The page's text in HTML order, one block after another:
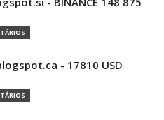
- 17810 USD